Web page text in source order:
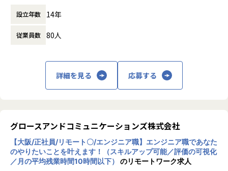
す。仕組みとして、1on1MTGで上司とキャリアプランの共
が可能。制度としても、年1回の異動意向調査（社員満足度
【在宅勤務制度】
勤務手当を支給しています。また、制度としてもコロナ禍で
暫定措置とされていた在宅勤務規定が改定され、コロナ後で
も週５日在宅勤務ができる制度に改定されました。組織によ
り出社頻度は異なりますが今後もより柔軟に働ける環境をご
用意しています。
【仕事の魅力】
・エンジニア本人が案件を希望・選択
システムの種類や活かしたいスキル、勤務地、残業状況など
詳細をヒアリングしています。
・こだわり条件も大切に
給与を上げたい、残業を減らしたい、最新技術に携わりた
い、同じ現場に長く居たい…という希望も受け入れ、働く上
・契約単価を見える化し、その契約単価を基に昇給・賞与を
算出
もちろん、契約単価が全てではなく、社内での活躍、現場か
らの評価、資格取得など数字以外の評価も取り入れていま
休憩時間： 60分
設立年数 14年
従業員数 80人
詳細を見る 応募する
グロースアンドコミュニケーションズ株式会社
【大阪/正社員/リモート〇/エンジニア職】エンジニア職であなた
のやりたいことを叶えます！（スキルアップ可能／評価の可視化
／月の平均残業時間10時間以下）
のリモートワーク求人